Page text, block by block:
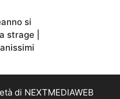
si
strage |
di NEXTMEDIAWEB